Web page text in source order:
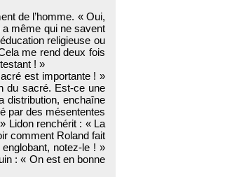
de l’homme. « Oui,
a même qui ne savent
religieuse ou
me rend deux fois
! »
est importante ! »
du sacré. Est-ce une
distribution, enchaîne
par des mésententes
Lidon renchérit : « La
comment Roland fait
notez-le ! »
: « On est en bonne